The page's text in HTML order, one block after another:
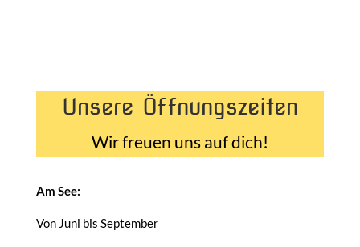
Unsere Öffnungszeiten
Wir freuen uns auf dich!
Am See:
Von Juni bis September